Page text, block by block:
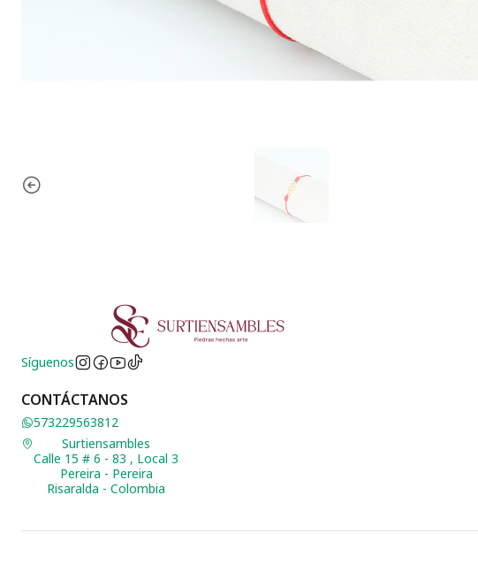
Síguenos
CONTÁCTANOS
573229563812
Surtiensambles
Calle 15 # 6 - 83 , Local 3
Pereira - Pereira
Risaralda - Colombia